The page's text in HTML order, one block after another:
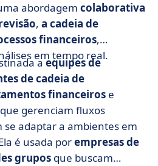
abordagem colaborativa
, a cadeia de
financeiros,
em tempo real.
aequipes de
de cadeia de
financeiros e
que gerenciam fluxos
se adaptar a ambientes em
é usada porempresas de
grupos que buscam